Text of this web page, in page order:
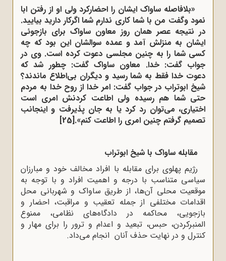
«بلافاصله ساواک ایشان را احضارکرد ولی او از رفتن ابا
نمود وگفت من با شما کاری ندارم شما اگرکار دارید بیایید.
در نتیجه عصر همان روز معاون ساواک برای بازجوئی
ایشان به منزلش آمد و عمده سوالشان این بود که چه
کسی شما را به چنین مجلسی دعوت کرده است. وی در
جواب گفت: خدا. معاون ساواک گفت: چطور شد که
دعوت خدا فقط به شما رسید و دیگران بی‌اطلاع ماندند؟
شیخ ابوتراب در جواب گفت: امر خدا از روح خدا به مردم
حتی شما هم رسیده ولی اطاعت کردنش امری است
اختیاری، می‌توان رد کرد یا به جان پذیرفت و اینجانب
تصمیم گرفتم چنین امری را اطاعت کنم».[25]
مقابله ساواک با شیخ ابوتراب
رژیم پهلوی برای مقابله با افراد مخالف خود و مبارزان
سیاسی متناسب با درجه و اهمیت افراد و با توجه به
موقعیت محلی آن‌ها، از طریق ساواک و شهربانی محل
اقدامات مختلفی از جمله تعقیب و مراقبت، احضار و
بازجویی، محاکمه در دادگاه‌های نظامی، ممنوع
المنبرکردن، حبس، تبعید و اعدام و ترور را برای مهار و
کنترل و در نهایت حذف آنان انجام می‌داد.